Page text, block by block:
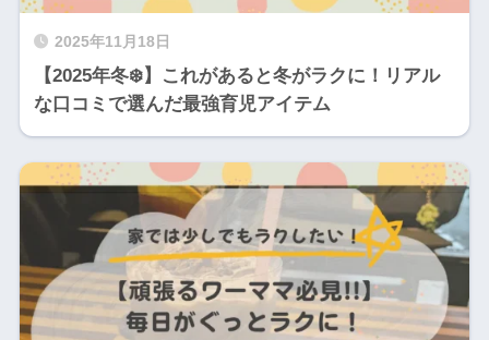
2025年11月18日
【2025年冬❄️】これがあると冬がラクに！リアル
な口コミで選んだ最強育児アイテム